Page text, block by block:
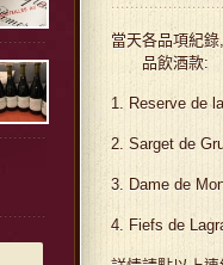
當天各品項紀
品飲酒款:
1. Reserve de
2. Sarget de
3. Dame de
4. Fiefs de